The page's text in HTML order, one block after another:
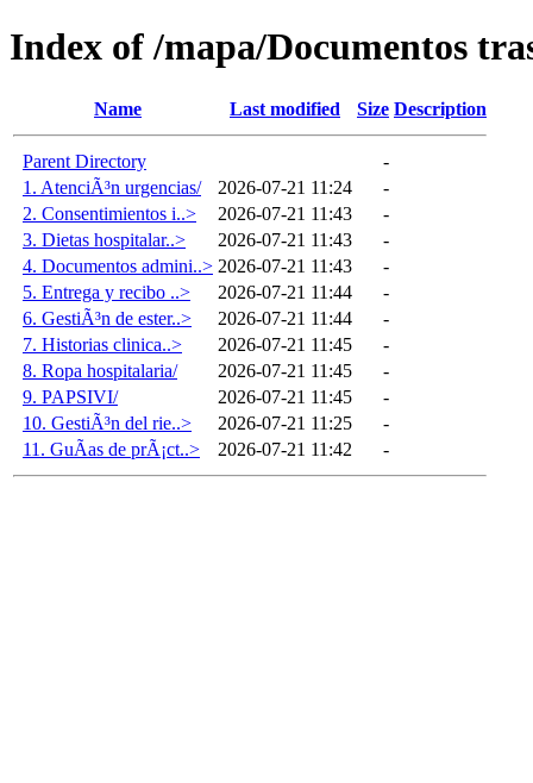
Index of /mapa/Documentos
Name Last modified Size Description
Parent Directory
-
1. AtenciÃ³n urgencias/
2026-07-21 11:24
-
2. Consentimientos i..>
2026-07-21 11:43
-
3. Dietas hospitalar..>
2026-07-21 11:43
-
4. Documentos admini..> 2026-07-21 11:43
-
5. Entrega y recibo ..>
2026-07-21 11:44
-
6. GestiÃ³n de ester..>
2026-07-21 11:44
-
7. Historias clinica..>
2026-07-21 11:45
-
8. Ropa hospitalaria/
2026-07-21 11:45
-
9. PAPSIVI/
2026-07-21 11:45
-
10. GestiÃ³n del rie..>
2026-07-21 11:25
-
11. GuÃ­as de prÃ¡ct..>
2026-07-21 11:42 -